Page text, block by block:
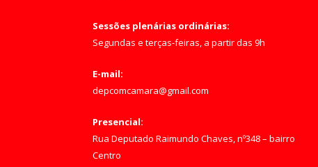
Sessões plenárias ordinárias:
Segundas e terças-feiras, a partir das 9h
E-mail:
depcomcamara@gmail.com
Presencial:
Rua Deputado Raimundo Chaves, nº348 – bairro
Centro